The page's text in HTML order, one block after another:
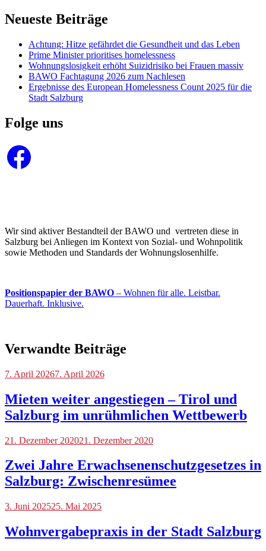
nach:
Neueste Beiträge
Achtung: Hitze gefährdet die Gesundheit und das Leben
Prime Minister prioritises homelessness
Wohnungslosigkeit erhöht Suizidrisiko bei Frauen massiv
BAWO Fachtagung 2026 zum Nachlesen
Ergebnisse des European Homelessness Count 2025 für die
Stadt Salzburg
Folge uns
Facebook
Wir sind aktiver Bestandteil der BAWO und vertreten diese in
Salzburg bei Anliegen im Kontext von Sozial- und Wohnpolitik
sowie Methoden und Standards der Wohnungslosenhilfe.
Positionspapier der BAWO – Wohnen für alle. Leistbar.
Dauerhaft. Inklusive.
Verwandte Beiträge
Blog
7. April 20267. April 2026
Mieten weiter angestiegen – Tirol und
Salzburg im unrühmlichen Wettbewerb
Blog
21. Dezember 202021. Dezember 2020
Zwei Jahre Erwachsenenschutzgesetzes in
Salzburg: Zwischenresümee
Blog
3. Juni 202525. Mai 2025
Wohnvergabepraxis in der Stadt Salzburg